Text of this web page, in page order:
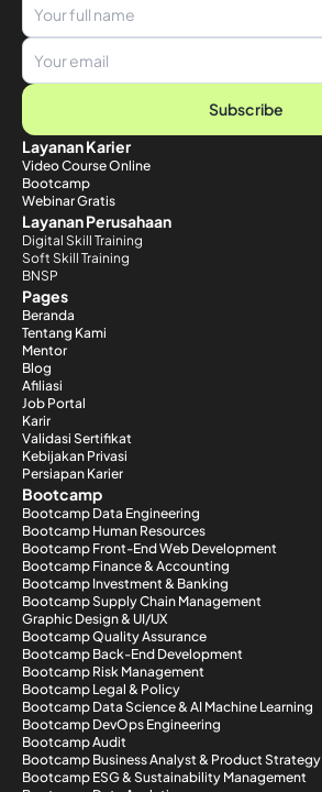
Subscribe
Layanan Karier
Video Course Online
Bootcamp
Webinar Gratis
Layanan Perusahaan
Digital Skill Training
Soft Skill Training
BNSP
Pages
Beranda
Tentang Kami
Mentor
Blog
Afiliasi
Job Portal
Karir
Validasi Sertifikat
Kebijakan Privasi
Persiapan Karier
Bootcamp
Bootcamp Data Engineering
Bootcamp Human Resources
Bootcamp Front-End Web Development
Bootcamp Finance & Accounting
Bootcamp Investment & Banking
Bootcamp Supply Chain Management
Graphic Design & UI/UX
Bootcamp Quality Assurance
Bootcamp Back-End Development
Bootcamp Risk Management
Bootcamp Legal & Policy
Bootcamp Data Science & AI Machine Learning
Bootcamp DevOps Engineering
Bootcamp Audit
Bootcamp Business Analyst & Product Strategy
Bootcamp ESG & Sustainability Management